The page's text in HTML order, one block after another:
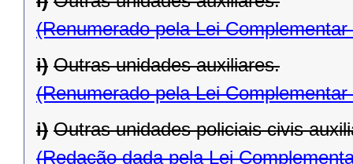
(Renumerado pela Lei
i) Outras unidades auxiliares.
(Renumerado pela Lei
i) Outras unidades policiais civis
(Redação dada pela Lei